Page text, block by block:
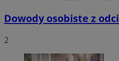
Dowody osobiste z
2